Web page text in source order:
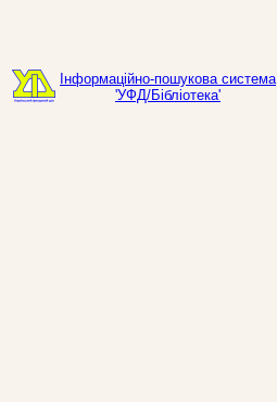
Інформаційно-пошукова система
'УФД/Бібліотека'